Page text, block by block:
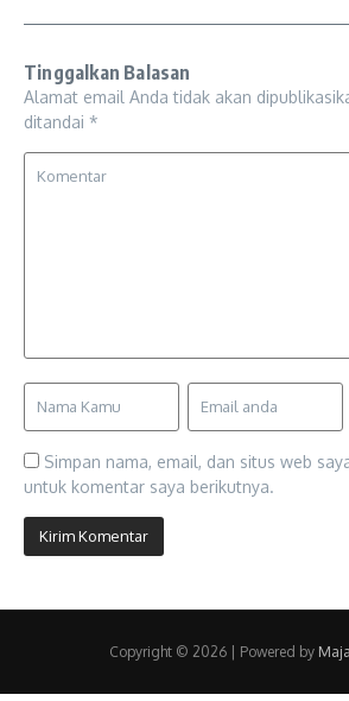
Tinggalkan Balasan
Alamat email Anda tidak akan
ditandai *
Simpan nama, email, dan situs web
untuk komentar saya berikutnya.
Copyright © 2026 | Powered by